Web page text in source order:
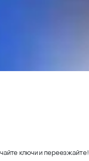
ключи и переезжайте!